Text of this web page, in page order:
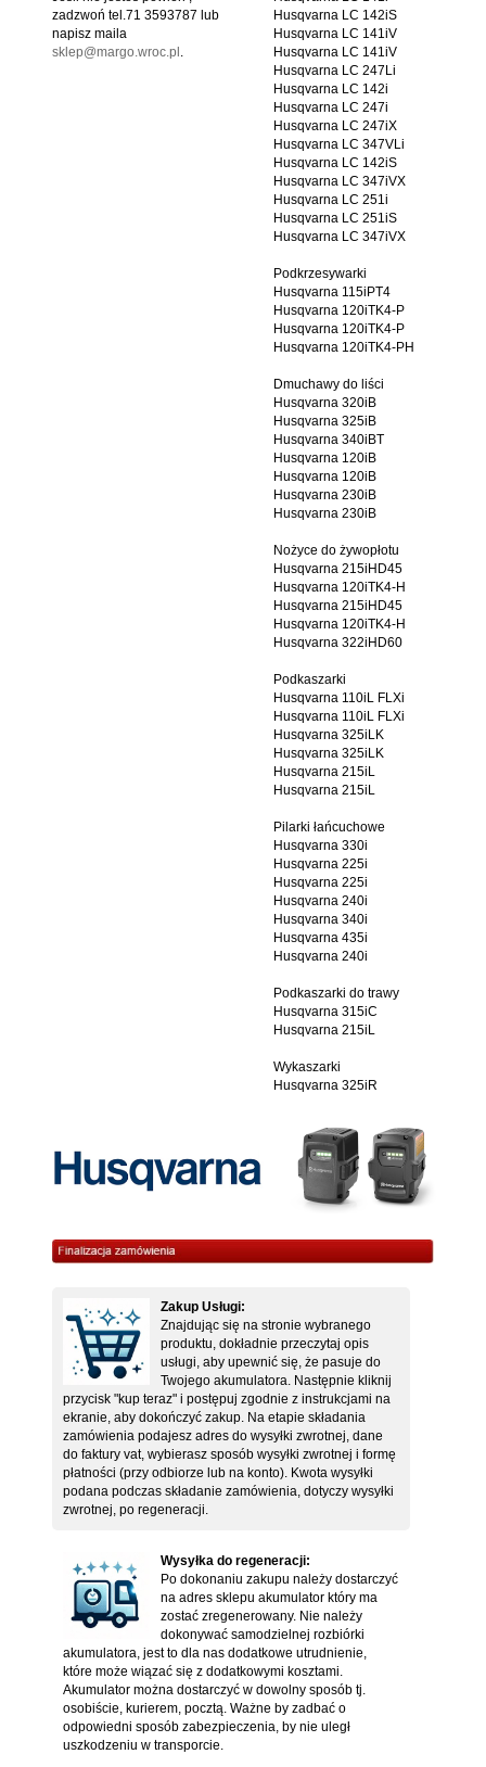
zadzwoń tel.71 3593787 lub
napisz maila
sklep@margo.wroc.pl .
Husqvarna LC 142iS
Husqvarna LC 141iV
Husqvarna LC 141iV
Husqvarna LC 247Li
Husqvarna LC 142i
Husqvarna LC 247i
Husqvarna LC 247iX
Husqvarna LC 347VLi
Husqvarna LC 142iS
Husqvarna LC 347iVX
Husqvarna LC 251i
Husqvarna LC 251iS
Husqvarna LC 347iVX
Podkrzesywarki
Husqvarna 115iPT4
Husqvarna 120iTK4-P
Husqvarna 120iTK4-P
Husqvarna 120iTK4-PH
Dmuchawy do liści
Husqvarna 320iB
Husqvarna 325iB
Husqvarna 340iBT
Husqvarna 120iB
Husqvarna 120iB
Husqvarna 230iB
Husqvarna 230iB
Nożyce do żywopłotu
Husqvarna 215iHD45
Husqvarna 120iTK4-H
Husqvarna 215iHD45
Husqvarna 120iTK4-H
Husqvarna 322iHD60
Podkaszarki
Husqvarna 110iL FLXi
Husqvarna 110iL FLXi
Husqvarna 325iLK
Husqvarna 325iLK
Husqvarna 215iL
Husqvarna 215iL
Pilarki łańcuchowe
Husqvarna 330i
Husqvarna 225i
Husqvarna 225i
Husqvarna 240i
Husqvarna 340i
Husqvarna 435i
Husqvarna 240i
Podkaszarki do trawy
Husqvarna 315iC
Husqvarna 215iL
Wykaszarki
Husqvarna 325iR
Zakup Usługi:
Znajdując się na stronie wybranego
produktu, dokładnie przeczytaj opis
usługi, aby upewnić się, że pasuje do
Twojego akumulatora. Następnie kliknij
przycisk "kup teraz" i postępuj zgodnie z instrukcjami na
ekranie, aby dokończyć zakup. Na etapie składania
zamówienia podajesz adres do wysyłki zwrotnej, dane
do faktury vat, wybierasz sposób wysyłki zwrotnej i formę
płatności (przy odbiorze lub na konto). Kwota wysyłki
podana podczas składanie zamówienia, dotyczy wysyłki
zwrotnej, po regeneracji.
Wysyłka do regeneracji:
Po dokonaniu zakupu należy dostarczyć
na adres sklepu akumulator który ma
zostać zregenerowany. Nie należy
dokonywać samodzielnej rozbiórki
akumulatora, jest to dla nas dodatkowe utrudnienie,
które może wiązać się z dodatkowymi kosztami.
Akumulator można dostarczyć w dowolny sposób tj.
osobiście, kurierem, pocztą. Ważne by zadbać o
odpowiedni sposób zabezpieczenia, by nie uległ
uszkodzeniu w transporcie.